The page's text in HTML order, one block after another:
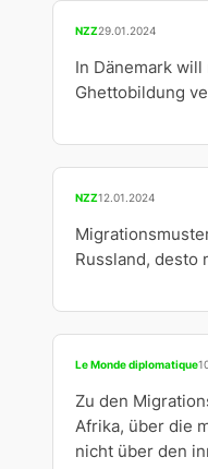
NZZ29.01.2024
In Dänemark
Ghettobildung
NZZ12.01.2024
Russland, desto
Le Monde diplomatique
Zu den
Afrika, über die
nicht über den